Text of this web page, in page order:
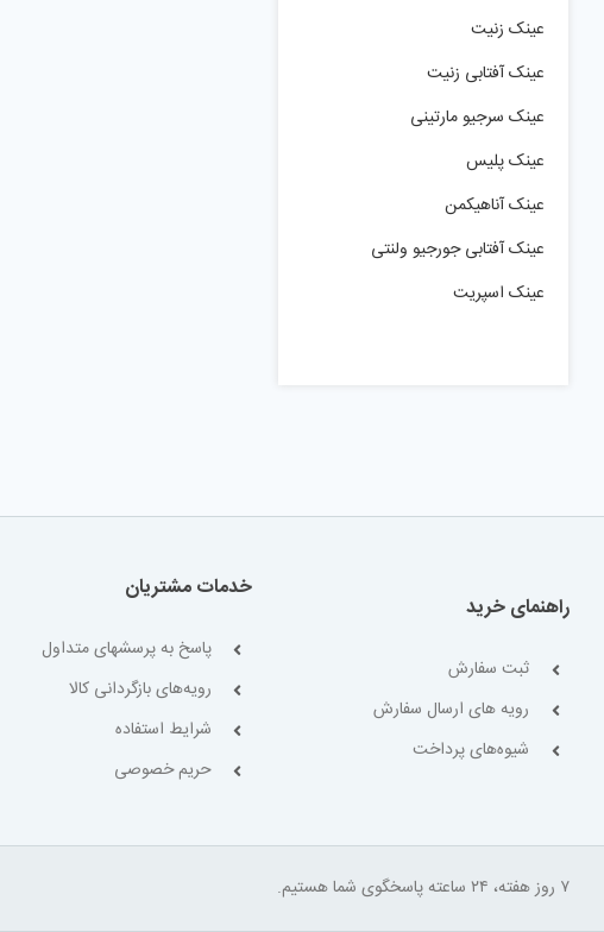
عینک زنیت
عینک آفتابی زنیت
عینک سرجیو مارتینی
عینک پلیس
عینک آناهیکمن
عینک آفتابی جورجیو ولنتی
عینک اسپریت
راهنمای خرید
ثبت سفارش
رویه های ارسال سفارش
شیوه‌های پرداخت
خدمات مشتریان
پاسخ به پرسشهای متداول
رویه‌های بازگردانی کالا
شرایط استفاده
حریم خصوصی
۷ روز هفته، ۲۴ ساعته پاسخگوی شما هستیم.